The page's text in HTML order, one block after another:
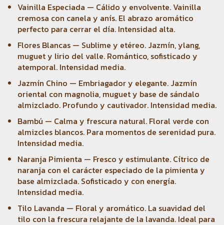
Vainilla Especiada — Cálido y envolvente. Vainilla
cremosa con canela y anís. El abrazo aromático
perfecto para cerrar el día. Intensidad alta.
Flores Blancas — Sublime y etéreo. Jazmín, ylang,
muguet y lirio del valle. Romántico, sofisticado y
atemporal. Intensidad media.
Jazmín Chino — Embriagador y elegante. Jazmín
oriental con magnolia, muguet y base de sándalo
almizclado. Profundo y cautivador. Intensidad media.
Bambú — Calma y frescura natural. Floral verde con
almizcles blancos. Para momentos de serenidad pura.
Intensidad media.
Naranja Pimienta — Fresco y estimulante. Cítrico de
naranja con el carácter especiado de la pimienta y
base almizclada. Sofisticado y con energía.
Intensidad media.
Tilo Lavanda — Floral y aromático. La suavidad del
tilo con la frescura relajante de la lavanda. Ideal para